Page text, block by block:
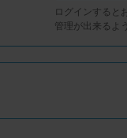
ログインすると
管理が出来るよ